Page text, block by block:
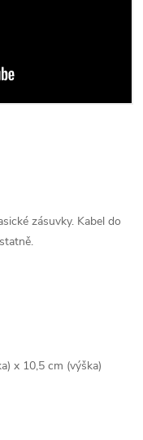
zásuvky. Kabel do
x 10,5 cm (výška)